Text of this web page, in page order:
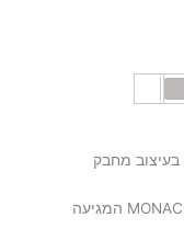
מחבק
חלק מסדרת הכורסאות המפורסמת MONACO המגיעה